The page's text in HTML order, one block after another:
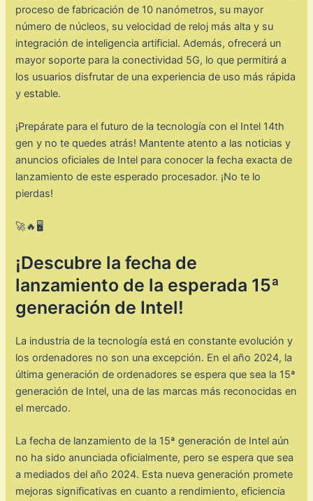
proceso de fabricación de 10 nanómetros, su mayor
número de núcleos, su velocidad de reloj más alta y su
integración de inteligencia artificial. Además, ofrecerá un
mayor soporte para la conectividad 5G, lo que permitirá a
los usuarios disfrutar de una experiencia de uso más rápida
y estable.
¡Prepárate para el futuro de la tecnología con el Intel 14th
gen y no te quedes atrás! Mantente atento a las noticias y
anuncios oficiales de Intel para conocer la fecha exacta de
lanzamiento de este esperado procesador. ¡No te lo
pierdas!
🚀🔥🖥️
¡Descubre la fecha de
lanzamiento de la esperada 15ª
generación de Intel!
La industria de la tecnología está en constante evolución y
los ordenadores no son una excepción. En el año 2024, la
última generación de ordenadores se espera que sea la 15ª
generación de Intel, una de las marcas más reconocidas en
el mercado.
La fecha de lanzamiento de la 15ª generación de Intel aún
no ha sido anunciada oficialmente, pero se espera que sea
a mediados del año 2024. Esta nueva generación promete
mejoras significativas en cuanto a rendimiento, eficiencia